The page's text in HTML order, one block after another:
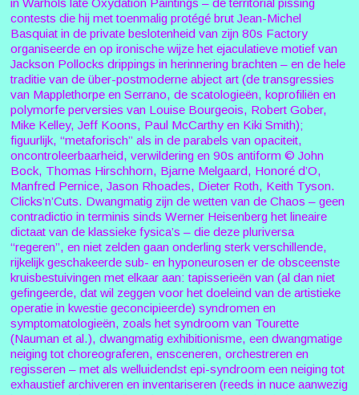
contests die hij met toenmalig protégé brut Jean-Michel
Basquiat in de private beslotenheid van zijn 80s Factory
organiseerde en op ironische wijze het ejaculatieve motief van
Jackson Pollocks drippings in herinnering brachten – en de hele
traditie van de über-postmoderne abject art (de transgressies
van Mapplethorpe en Serrano, de scatologieën, koprofiliën en
polymorfe perversies van Louise Bourgeois, Robert Gober,
Mike Kelley, Jeff Koons, Paul McCarthy en Kiki Smith);
figuurlijk, “metaforisch” als in de parabels van opaciteit,
oncontroleerbaarheid, verwildering en 90s antiform © John
Bock, Thomas Hirschhorn, Bjarne Melgaard, Honoré d’O,
Manfred Pernice, Jason Rhoades, Dieter Roth, Keith Tyson.
Clicks’n’Cuts. Dwangmatig zijn de wetten van de Chaos – geen
contradictio in terminis sinds Werner Heisenberg het lineaire
dictaat van de klassieke fysica’s – die deze pluriversa
“regeren”, en niet zelden gaan onderling sterk verschillende,
rijkelijk geschakeerde sub- en hyponeurosen er de obsceenste
kruisbestuivingen met elkaar aan: tapisserieën van (al dan niet
gefingeerde, dat wil zeggen voor het doeleind van de artistieke
operatie in kwestie geconcipieerde) syndromen en
symptomatologieën, zoals het syndroom van Tourette
(Nauman et al.), dwangmatig exhibitionisme, een dwangmatige
neiging tot choreograferen, ensceneren, orchestreren en
regisseren – met als welluidendst epi-syndroom een neiging tot
exhaustief archiveren en inventariseren (reeds in nuce aanwezig